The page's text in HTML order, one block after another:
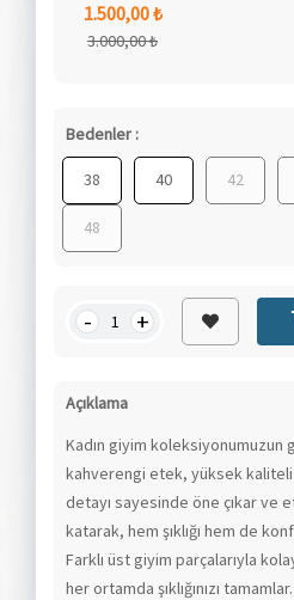
1.500,00 ₺
3.000,00 ₺
Bedenler :
38 40 42
48
- +
Açıklama
Kadın giyim koleksiyonumuzun
kahverengi etek, yüksek kaliteli
detayı sayesinde öne çıkar ve
katarak, hem şıklığı hem de
Farklı üst giyim parçalarıyla
her ortamda şıklığınızı